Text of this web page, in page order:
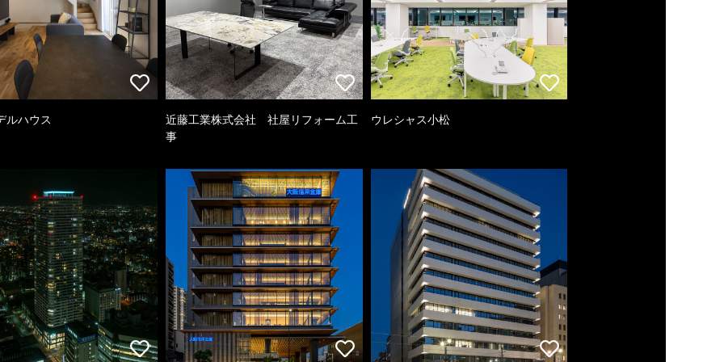
ルハウス
近藤工業株式会社 社屋リフォーム工
事
ウレシャス小松